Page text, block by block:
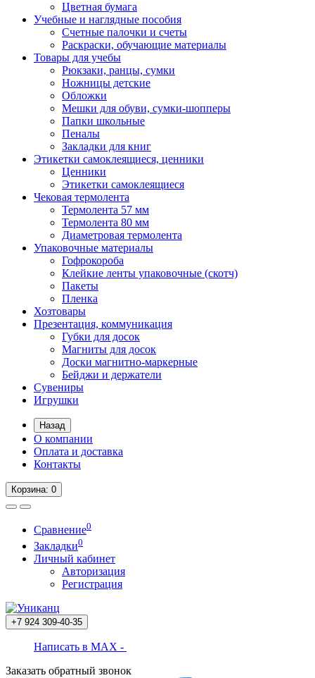
Цветная бумага
Учебные и наглядные пособия
Счетные палочки и счеты
Раскраски, обучающие материалы
Товары для учебы
Рюкзаки, ранцы, сумки
Ножницы детские
Обложки
Мешки для обуви, сумки-шопперы
Папки школьные
Пеналы
Закладки для книг
Этикетки самоклеящиеся, ценники
Ценники
Этикетки самоклеящиеся
Чековая термолента
Термолента 57 мм
Термолента 80 мм
Диаметровая термолента
Упаковочные материалы
Гофрокороба
Клейкие ленты упаковочные (скотч)
Пакеты
Пленка
Хозтовары
Презентация, коммуникация
Губки для досок
Магниты для досок
Доски магнитно-маркерные
Бейджи и держатели
Сувениры
Игрушки
Назад
О компании
Оплата и доставка
Контакты
Корзина: 0
Сравнение0
Закладки0
Личный кабинет
Авторизация
Регистрация
+7 924 309-40-35
Написать в MAX -
Заказать обратный звонок